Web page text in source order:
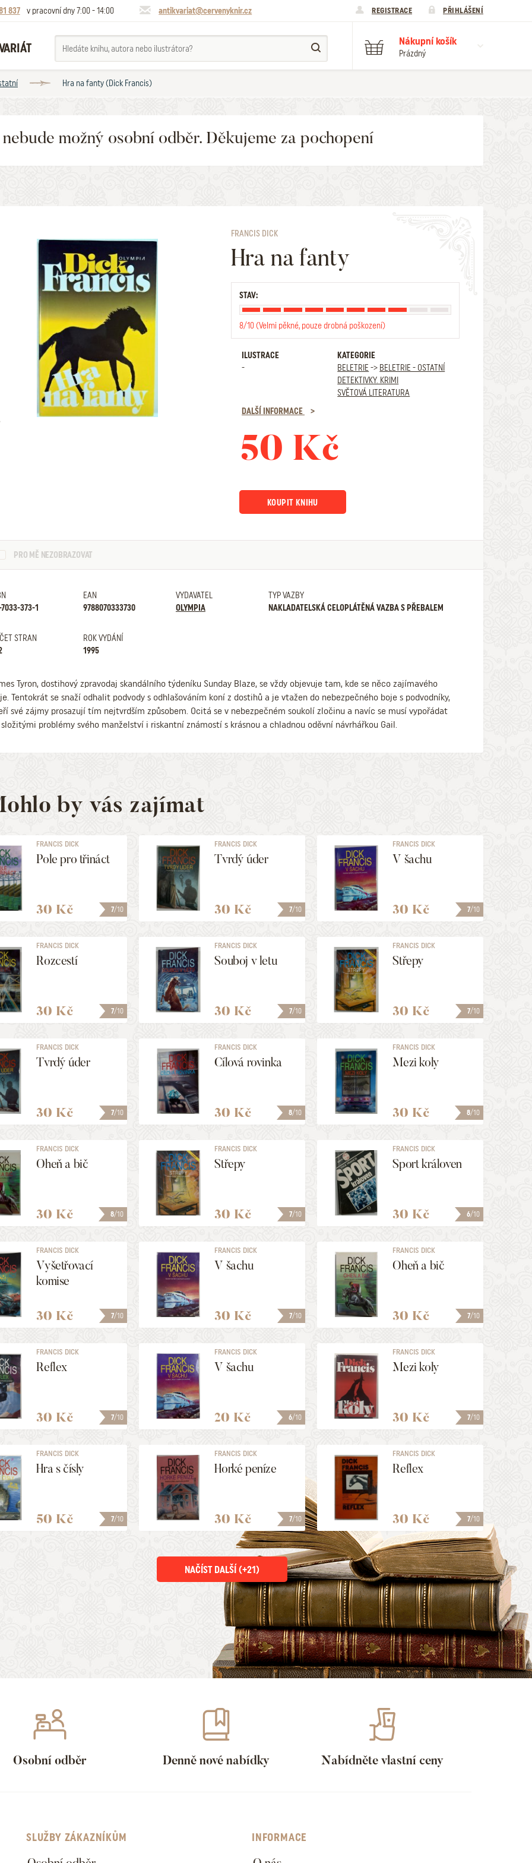
837 v pracovní dny 7:00 - 14:00 antikvariat@cervenyknir.cz REGISTRACE PŘIHLÁŠENÍ
Nákupní košík
Prázdný
Hra na fanty (Dick Francis)
možný osobní odběr. Děkujeme za pochopení
FRANCIS DICK
Hra na fanty
STAV:
8/10 (Velmi pěkné, pouze drobná poškození)
ILUSTRACE
-
KATEGORIE
BELETRIE -> BELETRIE - OSTATNÍ
DETEKTIVKY. KRIMI
SVĚTOVÁ LITERATURA
DALŠÍ INFORMACE
50 Kč
KOUPIT KNIHU
PRO MĚ NEZOBRAZOVAT
373-1
EAN
9788070333730
VYDAVATEL
OLYMPIA
TYP VAZBY
NAKLADATELSKÁ CELOPLÁTĚNÁ VAZBA S PŘEBALEM
STRAN
ROK VYDÁNÍ
1995
Tyron, dostihový zpravodaj skandálního týdeníku Sunday Blaze, se vždy objevuje tam, kde se něco zajímavého
Tentokrát se snaží odhalit podvody s odhlašováním koní z dostihů a je vtažen do nebezpečného boje s podvodníky,
své zájmy prosazují tím nejtvrdším způsobem. Ocitá se v nebezpečném soukolí zločinu a navíc se musí vypořádat
složitými problémy svého manželství i riskantní známostí s krásnou a chladnou oděvní návrhářkou Gail.
by vás zajímat
7/10
FRANCIS DICK
Pole pro třináct
30 Kč 7/10
FRANCIS DICK
Tvrdý úder
30 Kč 7/10
FRANCIS DICK
V šachu
30 Kč
7/10
FRANCIS DICK
Rozcestí
30 Kč 7/10
FRANCIS DICK
Souboj v letu
30 Kč 7/10
FRANCIS DICK
Střepy
30 Kč
7/10
FRANCIS DICK
Tvrdý úder
30 Kč 8/10
FRANCIS DICK
Cílová rovinka
30 Kč 8/10
FRANCIS DICK
Mezi koly
30 Kč
8/10
FRANCIS DICK
Oheň a bič
30 Kč 7/10
FRANCIS DICK
Střepy
30 Kč 6/10
FRANCIS DICK
Sport královen
30 Kč
7/10
FRANCIS DICK
Vyšetřovací
komise
30 Kč 7/10
FRANCIS DICK
V šachu
30 Kč 7/10
FRANCIS DICK
Oheň a bič
30 Kč
7/10
FRANCIS DICK
Reflex
30 Kč 6/10
FRANCIS DICK
V šachu
20 Kč 7/10
FRANCIS DICK
Mezi koly
30 Kč
7/10
FRANCIS DICK
Hra s čísly
50 Kč 7/10
FRANCIS DICK
Horké peníze
30 Kč 7/10
FRANCIS DICK
Reflex
30 Kč
NAČÍST DALŠÍ (+21)
Osobní odběr Denně nové nabídky Nabídněte vlastní ceny
SLUŽBY ZÁKAZNÍKŮM INFORMACE